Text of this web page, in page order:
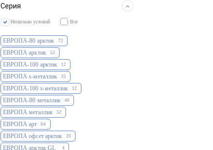
Серия
Несколько условий Все
ЕВРОПА-80 арктик 72
ЕВРОПА арктик 52
ЕВРОПА-100 арктик 12
ЕВРОПА s-металлик 35
ЕВРОПА-100 s-металлик 12
ЕВРОПА-80 металлик 40
ЕВРОПА металлик 52
ЕВРОПА арт 64
ЕВРОПА офсет арктик 20
ЕВРОПА арктик GL 4